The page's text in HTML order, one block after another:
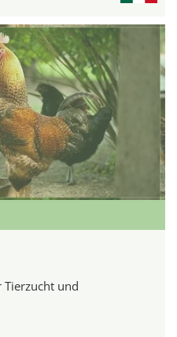
Tierzucht und